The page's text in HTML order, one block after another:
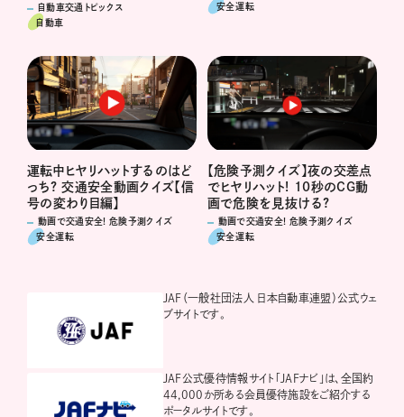
自動車交通トピックス
自動車
安全運転
運転中ヒヤリハットするのはど
っち? 交通安全動画クイズ【信
号の変わり目編】
動画で交通安全! 危険予測クイズ
安全運転
【危険予測クイズ】夜の交差点
でヒヤリハット! 10秒のCG動
画で危険を見抜ける?
動画で交通安全! 危険予測クイズ
安全運転
JAF（一般社団法人 日本自動車連盟）公式ウェ
ブサイトです。
JAF公式優待情報サイト「JAFナビ」は、全国約
44,000か所ある会員優待施設をご紹介する
ポータルサイトです。